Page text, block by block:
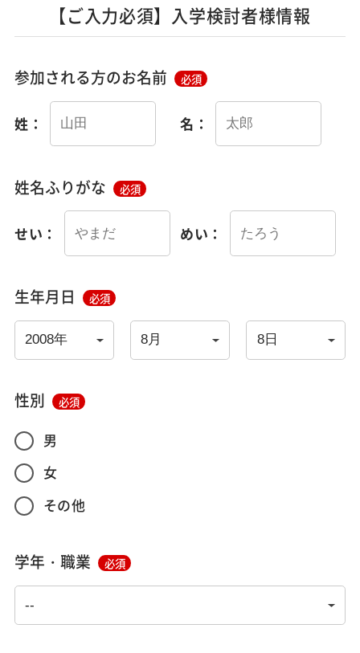
【ご入力必須】入学検討者様情報
参加される方のお名前 必須
姓： 名：
姓名ふりがな 必須
せい： めい：
生年月日 必須
性別 必須
男
女
その他
学年・職業 必須